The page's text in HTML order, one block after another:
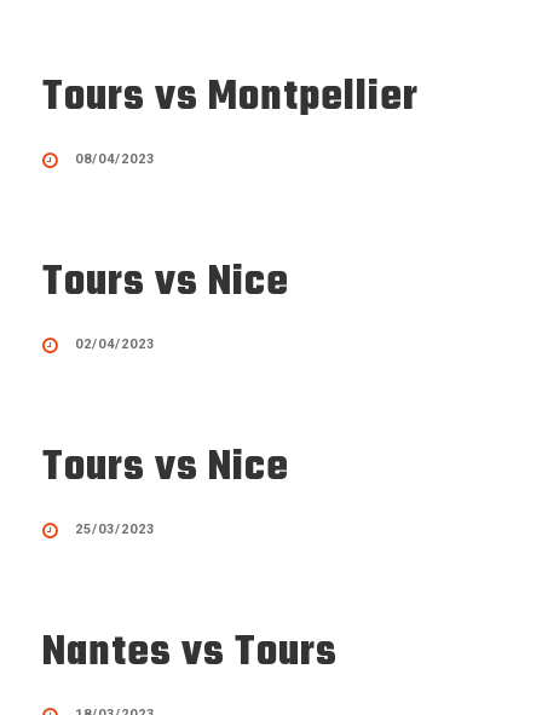
Tours vs Montpellier
08/04/2023
Tours vs Nice
02/04/2023
Tours vs Nice
25/03/2023
Nantes vs Tours